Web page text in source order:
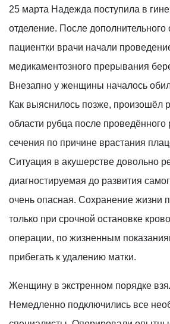
25 марта Надежда поступила в
отделение. После дополнительного
пациентки врачи начали
медикаментозного прерывания
Внезапно у женщины началось
Как выяснилось позже, произошёл
области рубца после проведённого
сечения по причине врастания
Ситуация в акушерстве довольно
диагностируемая до развития
очень опасная. Сохранение жизни
только при срочной остановке
операции, по жизненным
прибегать к удалению матки.
Женщину в экстренном порядке
Немедленно подключились все